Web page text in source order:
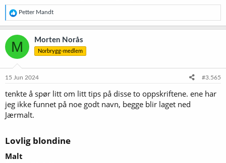
R
e
a
k
s
j
o
e
:
Petter Mandt
M Morten Norås
Norbrygg-medlem
15 Jun 2024 #3.565
tenkte å spør litt om litt tips på disse to oppskriftene. ene har
jeg ikke funnet på noe godt navn, begge blir laget ned
Jærmalt.
Lovlig blondine​
Malt